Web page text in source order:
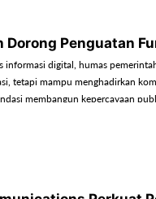
Dorong Penguatan
informasi digital, humas
tetapi mampu menghadirkan
membangun kepercayaan